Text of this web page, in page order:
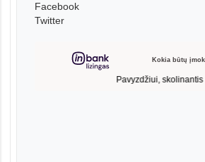
Facebook
Twitter